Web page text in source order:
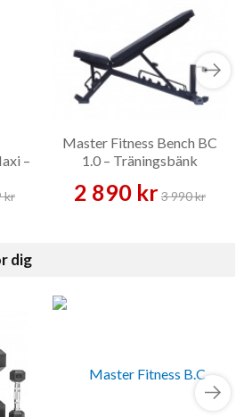
–
kr
Master Fitness Bench BC
1.0 – Träningsbänk
2 890 kr3 990 kr
dig